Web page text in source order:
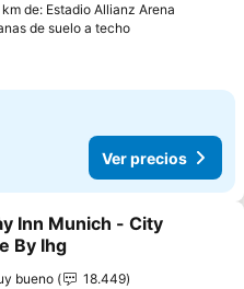
de: Estadio Allianz Arena
de suelo a techo
Ver precios
a favoritos
Inn Munich - City
By Ihg
bueno
18.449